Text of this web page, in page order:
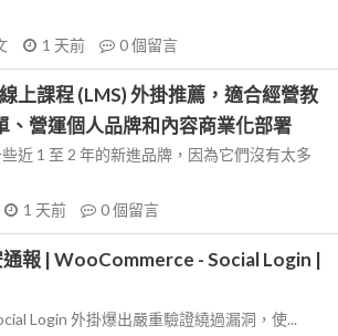
1 天前 0個留言
上課程 (LMS) 外掛推薦，適合經營教
、營運個人品牌和內容商業化部署
近 1 至 2 年的新進品牌，因為它們沒有太多
1 天前 0個留言
報 | WooCommerce - Social Login |
Login 外掛爆出嚴重驗證繞過漏洞，使...